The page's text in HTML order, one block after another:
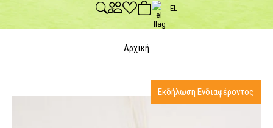
EL
Αρχική
Εκδήλωση Ενδιαφέροντος